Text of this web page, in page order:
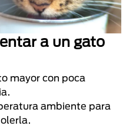
a un gato
mayor con poca
ambiente para